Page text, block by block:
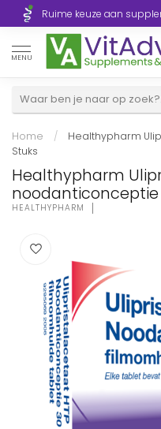
Ruime keuze aan
MENU
Home /
Healthypharm
Stuks
Healthypharm
noodanticonceptie
HEALTHYPHARM